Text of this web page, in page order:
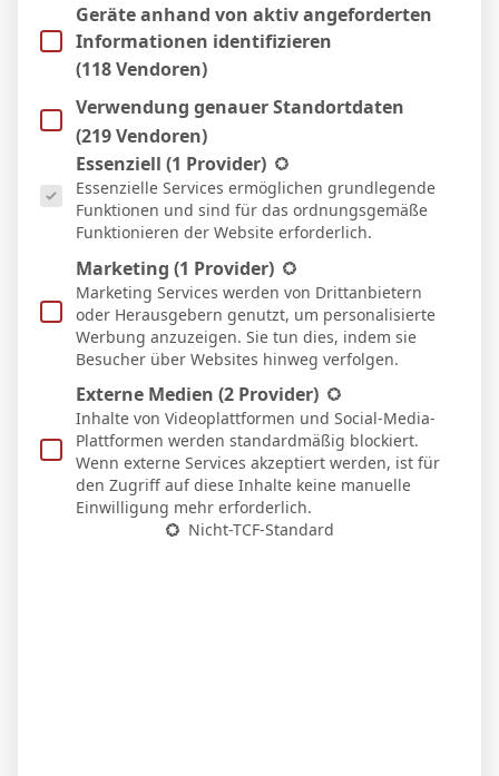
FC Schweinfurt 05
2 3
Waldhof Mannheim
3. Liga
31 Okt. 2025 - 19:00
FC Viktoria Köln
6
5 Okt. 2025 - 13:30
Erzgebirge Aue
2 2
Rot-Weiß Essen
5
20 Sep. 2025 - 14:00
Stuttgart II
2 1
FC Viktoria Köln
3. Liga
30 Aug. 2025 - 14:00
2 3
Geräte anhand von aktiv angeforderten
Informationen identifizieren
(118 Vendoren)
Verwendung genauer Standortdaten
(219 Vendoren)
Es folgt eine Liste der Service-Gruppen, für die eine
Essenziell (1 Provider)
Essenzielle Services ermöglichen grundlegende
Funktionen und sind für das ordnungsgemäße
Funktionieren der Website erforderlich.
Marketing (1 Provider)
Marketing Services werden von Drittanbietern
oder Herausgebern genutzt, um personalisierte
Werbung anzuzeigen. Sie tun dies, indem sie
Besucher über Websites hinweg verfolgen.
Externe Medien (2 Provider)
Inhalte von Videoplattformen und Social-Media-
Plattformen werden standardmäßig blockiert.
Wenn externe Services akzeptiert werden, ist für
den Zugriff auf diese Inhalte keine manuelle
Einwilligung mehr erforderlich.
Nicht-TCF-Standard